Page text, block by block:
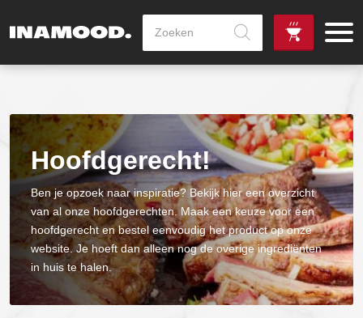
leverdag
vanaf €100,-
Hoofdgerecht!
Ben je opzoek naar inspiratie? Bekijk hier een overzicht
van al onze hoofdgerechten. Maak een keuze voor een
hoofdgerecht en bestel eenvoudig het product op onze
website. Je hoeft dan alleen nog de overige ingrediënten
in huis te halen.